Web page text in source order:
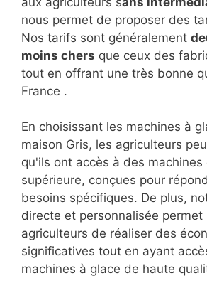
nous permet de proposer des
Nos tarifs sont généralement
moins chers que ceux des
tout en offrant une très bonne
France .
En choisissant les machines à
maison Gris, les agriculteurs
qu'ils ont accès à des machines
supérieure, conçues pour
besoins spécifiques. De plus,
directe et personnalisée permet
agriculteurs de réaliser des
significatives tout en ayant
machines à glace de haute